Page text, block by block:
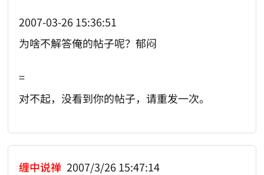
2007-03-26 15:36:51
为啥不解答俺的帖子呢？郁闷
=
对不起，没看到你的帖子，请重发一次。
缠中说禅 2007/3/26 15:47:14